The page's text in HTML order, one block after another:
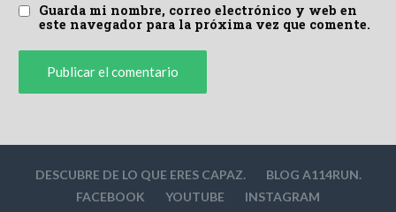
Guarda mi nombre, correo electrónico y web en
este navegador para la próxima vez que comente.
DESCUBRE DE LO QUE ERES CAPAZ.
BLOG A114RUN.
FACEBOOK
YOUTUBE
INSTAGRAM